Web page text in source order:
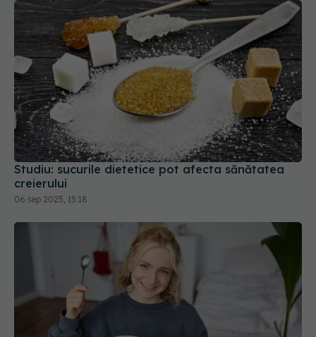
Studiu: sucurile dietetice pot afecta sănătatea
creierului
06 sep 2025, 15:18